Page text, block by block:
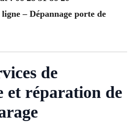
– Dépannage porte de
de
et réparation de